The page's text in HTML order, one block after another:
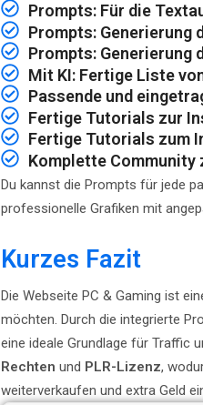
Prompts: Für die
Prompts: Generierung
Prompts: Generierung
Mit KI: Fertige Liste
Passende und
Fertige Tutorials zur
Fertige Tutorials zum
Komplette Community
Du kannst die Prompts für jede
professionelle Grafiken mit
Kurzes Fazit
Die Webseite PC & Gaming ist
möchten. Durch die integrierte
eine ideale Grundlage für Traffic
Rechten und PLR-Lizenz,
weiterverkaufen und extra Geld